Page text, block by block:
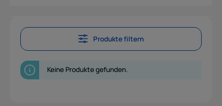
Produkte filtern
Keine Produkte gefunden.